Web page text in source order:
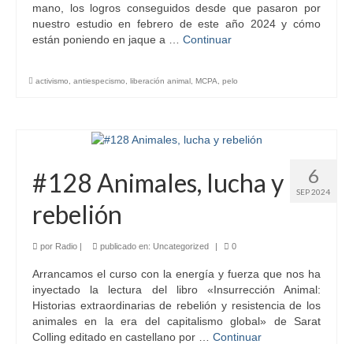
mano, los logros conseguidos desde que pasaron por
nuestro estudio en febrero de este año 2024 y cómo
están poniendo en jaque a … Continuar
activismo, antiespecismo, liberación animal , MCPA, pelo
6
SEP 2024
#128 Animales, lucha y
rebelión
por Radio | publicado en: Uncategorized | 0
Arrancamos el curso con la energía y fuerza que nos ha
inyectado la lectura del libro «Insurrección Animal:
Historias extraordinarias de rebelión y resistencia de los
animales en la era del capitalismo global» de Sarat
Colling editado en castellano por … Continuar